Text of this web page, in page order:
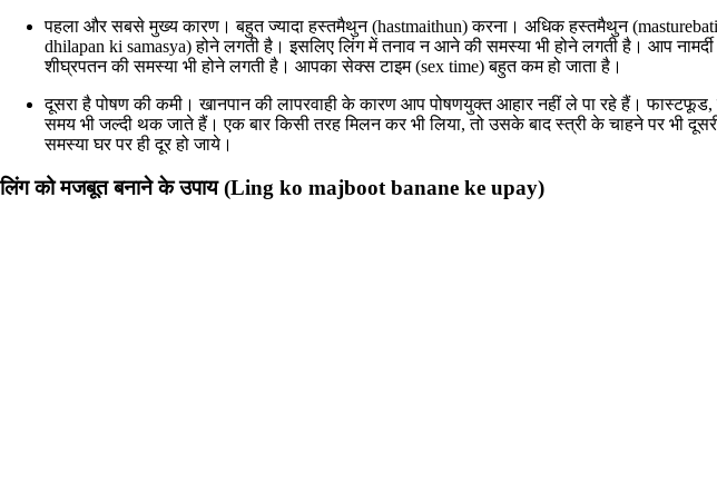
पहला और सबसे मुख्य कारण। बहुत ज्यादा हस्तमैथुन (hastmaithun) करना। अधिक हस्तमैथुन
dhilapan ki samasya) होने लगती है। इसलिए लिंग में तनाव न आने की समस्या भी होने लगती है। आप
शीघ्रपतन की समस्या भी होने लगती है। आपका सेक्स टाइम (sex time) बहुत कम हो जाता है।
दूसरा है पोषण की कमी। खानपान की लापरवाही के कारण आप पोषणयुक्त आहार नहीं ले पा रहे हैं।
समय भी जल्दी थक जाते हैं। एक बार किसी तरह मिलन कर भी लिया, तो उसके बाद स्त्री के चाहने पर
समस्या घर पर ही दूर हो जाये।
लिंग को मजबूत बनाने के उपाय (Ling ko majboot banane ke upay)